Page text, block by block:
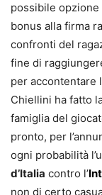
possibile opzione
bonus alla firma
confronti del
fine di
per accontentare
Chiellini ha fatto
famiglia del
pronto, per
ogni probabilità
d’Italia contro l’
non di certo